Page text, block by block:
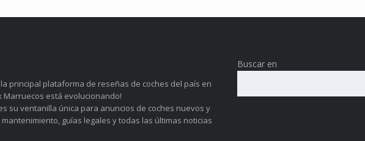
principal plataforma de reseñas de coches del país en
Marruecos está evolucionando!
su ventanilla única para anuncios de coches nuevos y
guías legales y todas las últimas noticias
Buscar en